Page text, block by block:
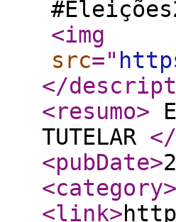
<img
src="
</
<resumo>
TUTELAR
<pubDate>
<category>
<link>